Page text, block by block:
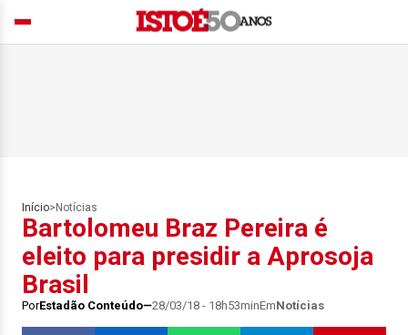
Início> Notícias
Bartolomeu Braz Pereira é
eleito para presidir a Aprosoja
Brasil
PorEstadão Conteúdo 28/03/18 - 18h53minEmNotícias